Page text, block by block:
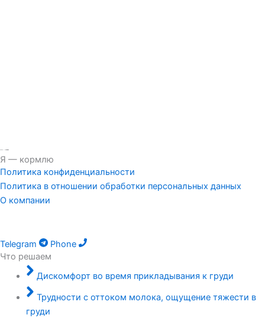
Я — кормлю
Политика конфиденциальности
Политика в отношении обработки персональных данных
О компании
Telegram
Phone
Что решаем
Дискомфорт во время прикладывания к груди
Трудности с оттоком молока, ощущение тяжести в
груди